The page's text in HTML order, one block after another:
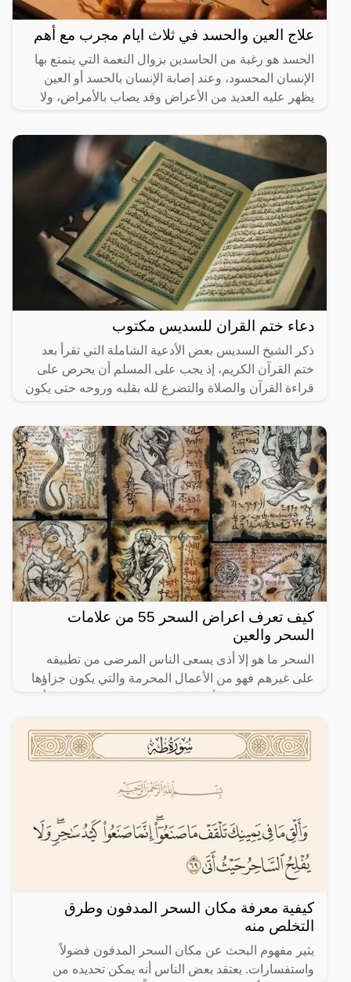
علاج العين والحسد في ثلاث ايام مجرب مع أهم
الحسد هو رغبة من الحاسدين بزوال النعمة التي يتمتع بها
الإنسان المحسود، وعند إصابة الإنسان بالحسد أو العين
يظهر عليه العديد من الأعراض وقد يصاب بالأمراض، ولا
دعاء ختم القران للسديس مكتوب
ذكر الشيخ السديس بعض الأدعية الشاملة التي تقرأ بعد
ختم القرآن الكريم، إذ يجب على المسلم أن يحرص على
قراءة القرآن والصلاة والتضرع لله بقلبه وروحه حتى يكون
كيف تعرف اعراض السحر 55 من علامات
السحر والعين
السحر ما هو إلا أذى يسعى الناس المرضى من تطبيقه
على غيرهم فهو من الأعمال المحرمة والتي يكون جزاؤها
كيفية معرفة مكان السحر المدفون وطرق
التخلص منه
يثير مفهوم البحث عن مكان السحر المدفون فضولاً
واستفسارات. يعتقد بعض الناس أنه يمكن تحديده من